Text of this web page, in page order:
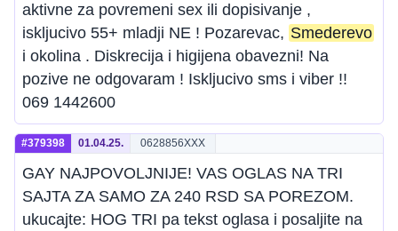
aktivne za povremeni sex ili dopisivanje ,
iskljucivo 55+ mladji NE ! Pozarevac, Smederevo
i okolina . Diskrecija i higijena obavezni! Na
pozive ne odgovaram ! Iskljucivo sms i viber !!
069 1442600
#379398 01.04.25. 0628856XXX
GAY NAJPOVOLJNIJE! VAS OGLAS NA TRI
SAJTA ZA SAMO ZA 240 RSD SA POREZOM.
ukucajte: HOG TRI pa tekst oglasa i posaljite na